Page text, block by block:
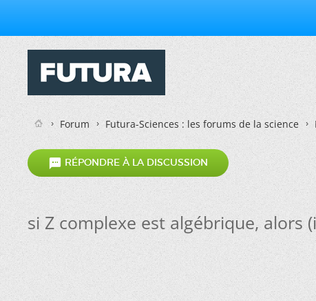
Forum Futura-Sciences : les forums de la science
 RÉPONDRE À LA DISCUSSION
si Z complexe est algébrique, alors